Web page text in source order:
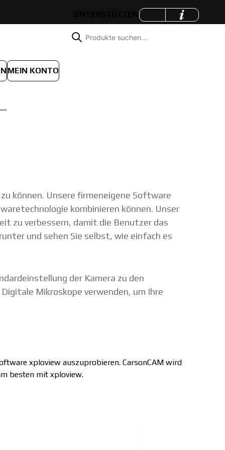
MEIN KONTO
können. Unsere firmeneigene Software
kombinieren können. Unser
zu verbessern, damit die Benutzer das
und sehen Sie selbst, wie einfach es
der Kamera zu den
Mikroskope verwenden, um Ihre
xploview auszuprobieren. CarsonCAM wird
besten mit xploview.